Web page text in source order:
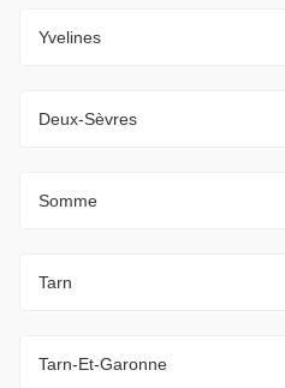
Yvelines
Deux-Sèvres
Somme
Tarn
Tarn-Et-Garonne